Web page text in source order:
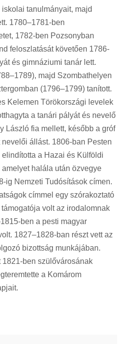
tanulmányait, majd
1780–1781-ben
1782-ben Pozsonyban
feloszlatását követően 1786-
és gimnáziumi tanár lett.
majd Szombathelyen
(1796–1799) tanított.
Kelemen Törökországi levelek
a tanári pályát és nevelő
László fia mellett, később a gróf
állást. 1806-ban Pesten
a Hazai és Külföldi
halála után özvegye
ig Nemzeti Tudósítások címen.
címmel egy szórakoztató
volt az irodalomnak
ben a pesti magyar
1827–1828-ban részt vett az
bizottság munkájában.
ben szülővárosának
a Komárom